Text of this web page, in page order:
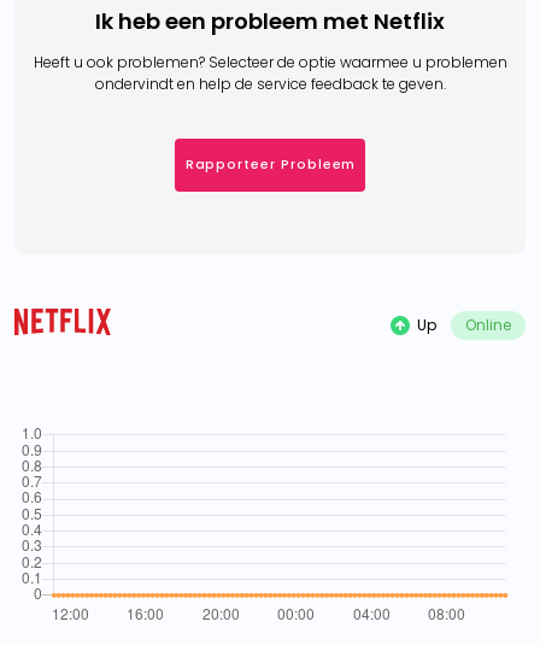
Ik heb een probleem met Netflix
Heeft u ook problemen? Selecteer de optie waarmee u problemen
ondervindt en help de service feedback te geven.
Rapporteer Probleem
Up Online